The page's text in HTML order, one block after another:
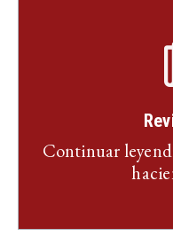
Continuar